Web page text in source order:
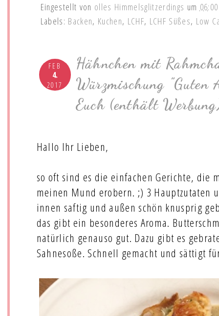
Eingestellt von olles Himmelsglitzerdings um 06:00
Labels: Backen, Kuchen, LCHF, LCHF Süßes, Low
FEB
4.
2017
Hähnchen mit
Würzmischung
Euch (enthält
Hallo Ihr Lieben,
so oft sind es die einfachen Gerichte, die
meinen Mund erobern. ;) 3 Hauptzutaten
innen saftig und außen schön knusprig
das gibt ein besonderes Aroma.
natürlich genauso gut. Dazu gibt es
Sahnesoße. Schnell gemacht und sättigt